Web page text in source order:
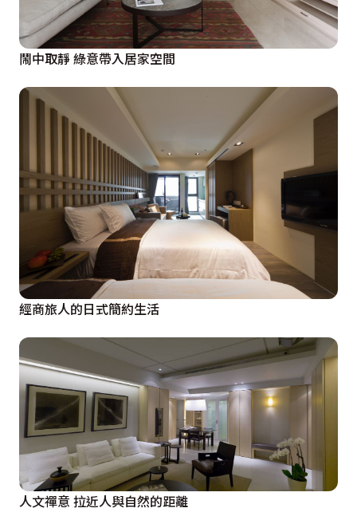
鬧中取靜 綠意帶入居家空間
經商旅人的日式簡約生活
人文禪意 拉近人與自然的距離